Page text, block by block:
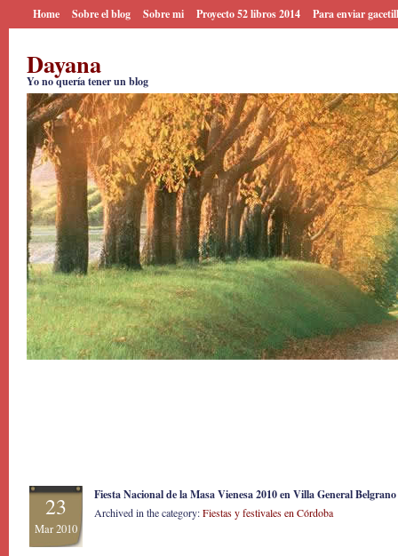
Home Sobre el blog Sobre mi Proyecto 52 libros 2014 Para enviar
Dayana
Yo no quería tener un blog
23
Mar 2010
Fiesta Nacional de la Masa Vienesa 2010 en Villa General
Archived in the category:Fiestas y festivales en Córdoba